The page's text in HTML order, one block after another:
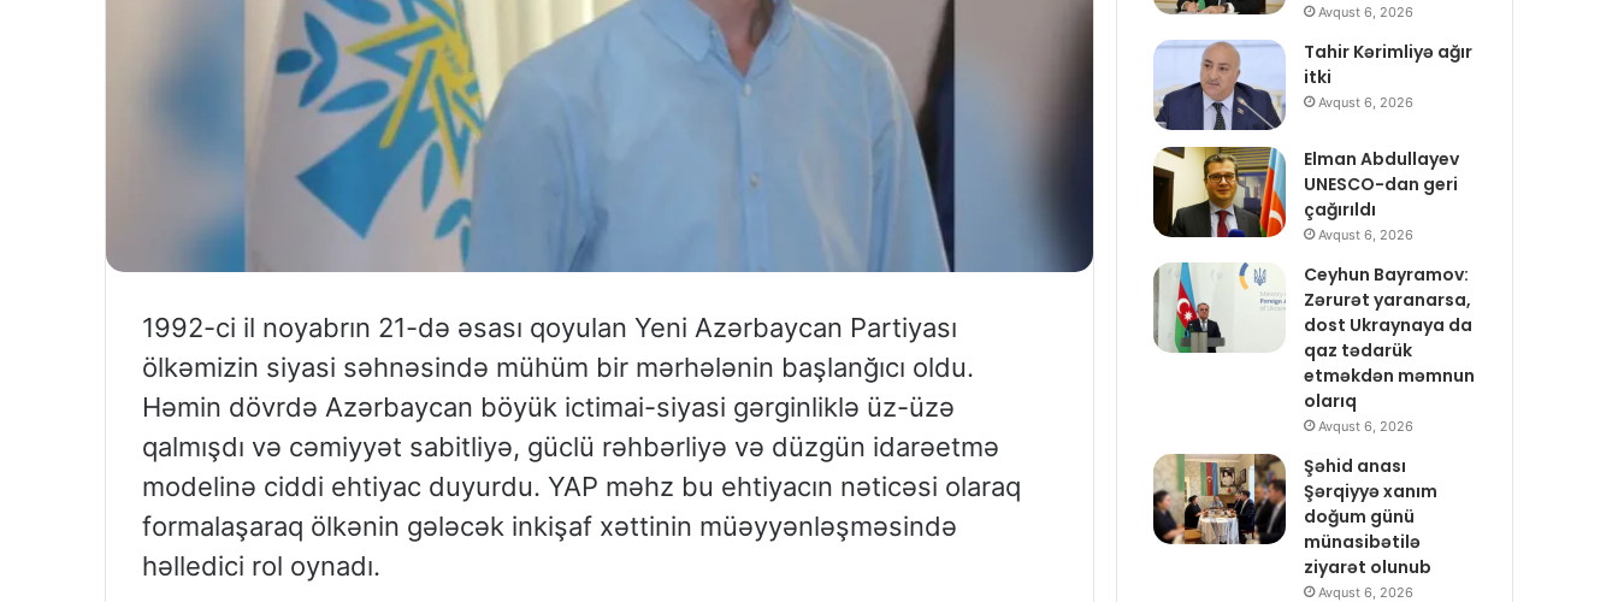
1992-ci il noyabrın 21-də əsası qoyulan Yeni Azərbaycan Partiyası
ölkəmizin siyasi səhnəsində mühüm bir mərhələnin başlanğıcı oldu.
Həmin dövrdə Azərbaycan böyük ictimai-siyasi gərginliklə üz-üzə
qalmışdı və cəmiyyət sabitliyə, güclü rəhbərliyə və düzgün idarəetmə
modelinə ciddi ehtiyac duyurdu. YAP məhz bu ehtiyacın nəticəsi olaraq
formalaşaraq ölkənin gələcək inkişaf xəttinin müəyyənləşməsində
həlledici rol oynadı.
Avqust 6, 2026
Tahir Kərimliyə ağır
itki
Avqust 6, 2026
Elman Abdullayev
UNESCO-dan geri
çağırıldı
Avqust 6, 2026
Ceyhun Bayramov:
Zərurət yaranarsa,
dost Ukraynaya da
qaz tədarük
etməkdən məmnun
olarıq
Avqust 6, 2026
Şəhid anası
Şərqiyyə xanım
doğum günü
münasibətilə
ziyarət olunub
Avqust 6, 2026